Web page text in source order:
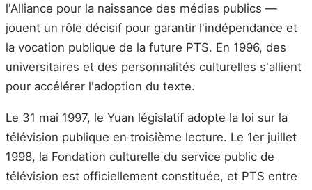
l'Alliance pour la naissance des médias publics —
jouent un rôle décisif pour garantir l'indépendance et
la vocation publique de la future PTS. En 1996, des
universitaires et des personnalités culturelles s'allient
pour accélérer l'adoption du texte.
Le 31 mai 1997, le Yuan législatif adopte la loi sur la
télévision publique en troisième lecture. Le 1er juillet
1998, la Fondation culturelle du service public de
télévision est officiellement constituée, et PTS entre